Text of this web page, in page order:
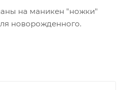
на маникен "ножки"
новорожденного.